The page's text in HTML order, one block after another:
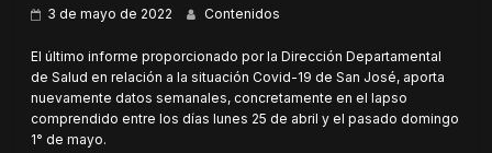
3 de mayo de 2022 Contenidos
El último informe proporcionado por la Dirección Departamental
de Salud en relación a la situación Covid-19 de San José, aporta
nuevamente datos semanales, concretamente en el lapso
comprendido entre los días lunes 25 de abril y el pasado domingo
1° de mayo.